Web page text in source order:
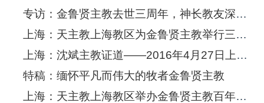
专访：金鲁贤主教去世三周年，神长教友深切缅怀
上海：天主教上海教区为金鲁贤主教举行三周年追思弥撒
上海：沈斌主教证道——2016年4月27日上午金主教三周年追思弥撒
特稿：缅怀平凡而伟大的牧者金鲁贤主教
上海：天主教上海教区举办金鲁贤主教百年诞辰研讨会